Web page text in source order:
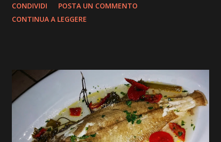
alla nostra massa muscolare, lungi da me
sostituire la/ il nutrizionista, ma per quanto
annienti o quasi tutte le proprietà ed il gusto
della carne, parliamo infatti della cottura a
bassa temperatura, ma vi spigherò tutto nella
descrizione passo passo della ricetta, intanto vi
elenco gli ingredienti e andremo subito ad
CONDIVIDI
POSTA UN COMMENTO
CONTINUA A LEGGERE